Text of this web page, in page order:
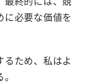
に必要な価値を
るため、私はよ